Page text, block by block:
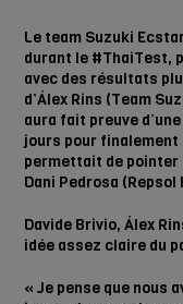
Le team Suzuki
durant le #ThaiTest,
avec des résultats
d’Álex Rins (Team
aura fait preuve
jours pour finalement
permettait de pointer
Dani Pedrosa (Repsol
Davide Brivio, Álex
idée assez claire du
« Je pense que nous